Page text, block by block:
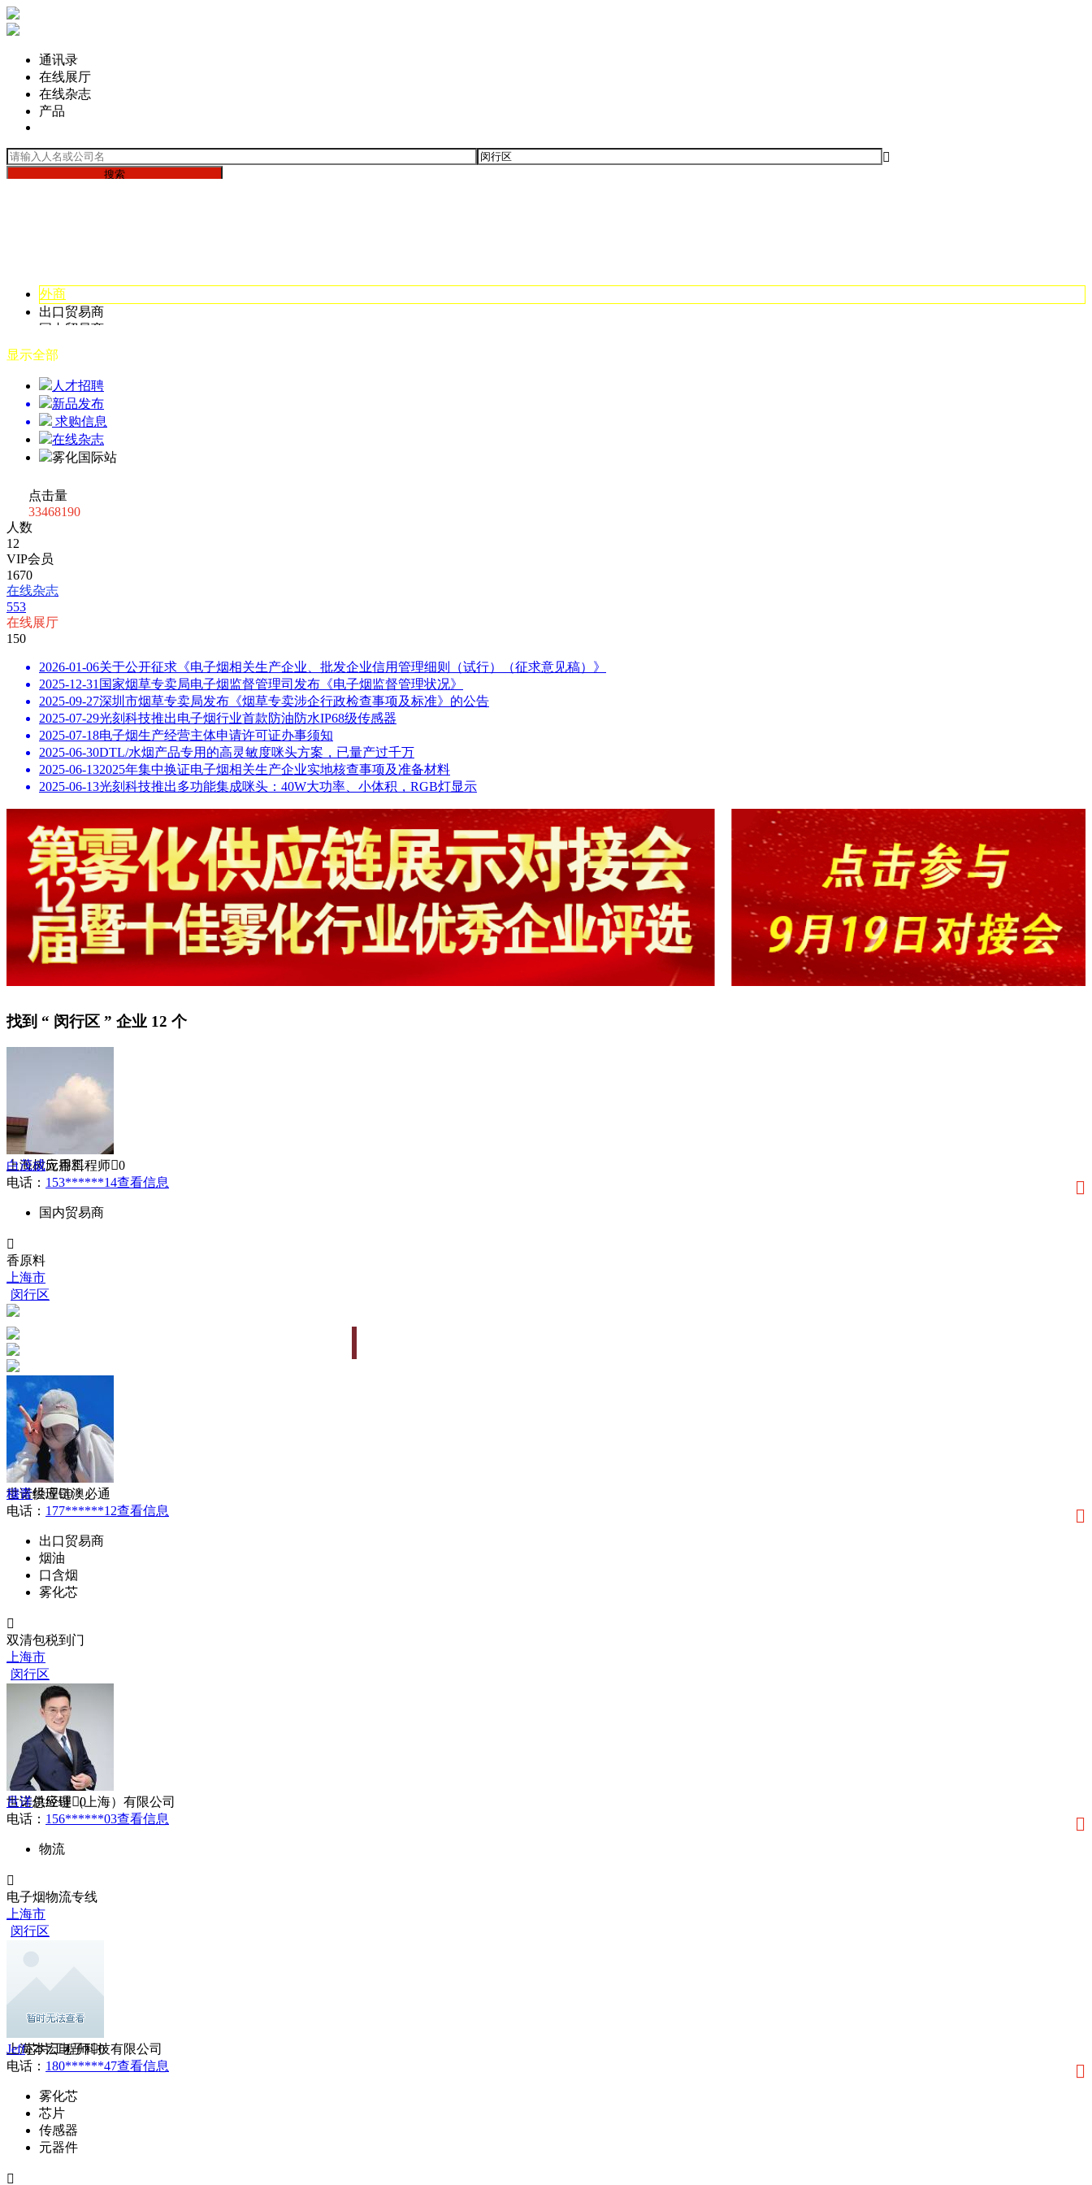
通讯录
在线展厅
在线杂志
产品

搜索
外商
出口贸易商
国内贸易商
品牌
一次性
CBD
OEM/ODM加工厂
物流
烟弹
烟油
烟具
大烟雾
发热丝
导油棉
油杯
保护套
电池
塑胶原料
咪头
芯片
磁铁
LED灯珠
方案设计
充电线充电仓
顶针
PCBA
PCB线路板
显示屏
数码管
马达
工业设计
硅橡胶
连接器
元器件
模具
认证检测
五金
胶水
玻璃仓
后焊加工
防伪标
挂绳手袋
SMT贴片
机票签证
展示柜
报关
媒体
法务
展会
商标专利
open-system
其他
消费电子网
显示全部
人才招聘
新品发布
求购信息
在线杂志
雾化国际站
点击量
33468190
人数
12
VIP会员
1670
在线杂志
553
在线展厅
150
2026-01-06关于公开征求《电子烟相关生产企业、批发企业信用管理细则（试行）（征求意见稿）》
2025-12-31 国家烟草专卖局电子烟监督管理司发布《电子烟监督管理状况》
2025-09-27深圳市烟草专卖局发布《烟草专卖涉企行政检查事项及标准》的公告
2025-07-29光刻科技推出电子烟行业首款防油防水IP68级传感器
2025-07-18电子烟生产经营主体申请许可证办事须知
2025-06-30DTL/水烟产品专用的高灵敏度咪头方案，已量产过千万
2025-06-132025年集中换证电子烟相关生产企业实地核查事项及准备材料
2025-06-13光刻科技推出多功能集成咪头：40W大功率、小体积，RGB灯显示
找到 “ 闵行区 ” 企业 12 个
上海树元香料
白茂成应用工程师0
电话： 153******14查看信息 
国内贸易商

香原料
上海市
闵行区
世诺供应链澳必通
穆青经理0
电话： 177******12查看信息 
出口贸易商
烟油
口含烟
雾化芯

双清包税到门
上海市
闵行区
世诺供应链（上海）有限公司
吕洋总经理0
电话： 156******03查看信息 
物流

电子烟物流专线
上海市
闵行区
上海本宏电子科技有限公司
Jeff芯片工程师0
电话： 180******47查看信息 
雾化芯
芯片
传感器
元器件
